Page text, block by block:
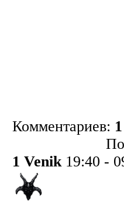
Комментариев: 1
1 Venik 19:40 -